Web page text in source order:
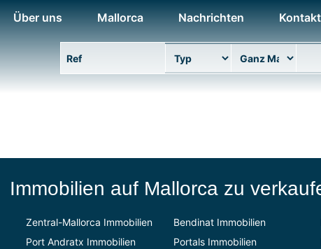
Über uns Mallorca Nachrichten Kontakt
Eigenschaft Ref Typ Bereich
Immobilien auf Mallorca zu
Zentral-Mallorca Immobilien
Port Andratx Immobilien
Bendinat Immobilien
Portals Immobilien